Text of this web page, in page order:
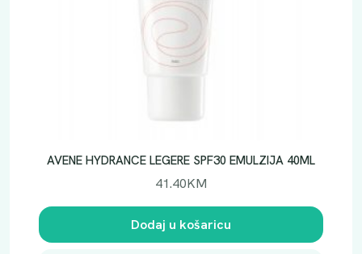
AVENE HYDRANCE LEGERE SPF30 EMULZIJA 40ML
41.40KM
Dodaj u košaricu